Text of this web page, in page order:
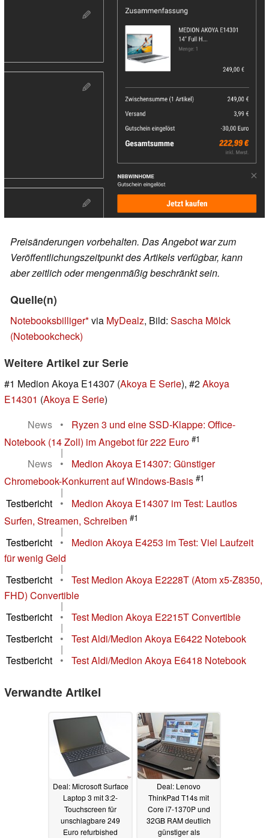
Preisänderungen vorbehalten. Das Angebot war zum
Veröffentlichungszeitpunkt des Artikels verfügbar, kann
aber zeitlich oder mengenmäßig beschränkt sein.
Quelle(n)
Notebooksbilliger via MyDealz, Bild: Sascha Mölck
(Notebookcheck)
Weitere Artikel zur Serie
#1 Medion Akoya E14307 (Akoya E Serie), #2Akoya
E14301 (Akoya E Serie)
News
•
Ryzen 3 und eine SSD-Klappe: Office-
Notebook (14 Zoll) im Angebot für 222 Euro #1
|
News
•
Medion Akoya E14307: Günstiger
Chromebook-Konkurrent auf Windows-Basis #1
|
Testbericht
•
Medion Akoya E14307 im Test: Lautlos
Surfen, Streamen, Schreiben #1
|
Testbericht
•
Medion Akoya E4253 im Test: Viel Laufzeit
für wenig Geld
|
Testbericht
•
Test Medion Akoya E2228T (Atom x5-Z8350,
FHD) Convertible
|
Testbericht
• Test Medion Akoya E2215T Convertible
|
Testbericht
• Test Aldi/Medion Akoya E6422 Notebook
|
Testbericht
• Test Aldi/Medion Akoya E6418 Notebook
Verwandte Artikel
Deal: Microsoft Surface
Laptop 3 mit 3:2-
Touchscreen für
unschlagbare 249
Euro refurbished
Deal: Lenovo
ThinkPad T14s mit
Core i7-1370P und
32GB RAM deutlich
günstiger als